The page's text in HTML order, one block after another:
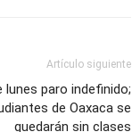
Artículo siguiente
paro indefinido;
de Oaxaca se
quedarán sin clases